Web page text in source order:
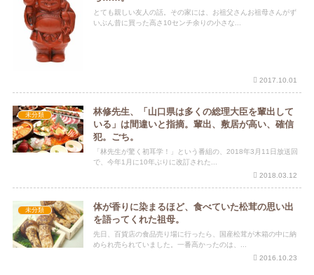
とても親しい友人の話。その家には、お祖父さんお祖母さんがず
いぶん昔に買った高さ10センチ余りの小さな...
2017.10.01
未分類
林修先生、「山口県は多くの総理大臣を輩出して
いる」は間違いと指摘。輩出、敷居が高い、確信
犯。ごち。
「林先生が驚く初耳学！」という番組の、2018年3月11日放送回
で、今年1月に10年ぶりに改訂された...
2018.03.12
未分類
体が香りに染まるほど、食べていた松茸の思い出
を語ってくれた祖母。
先日、百貨店の食品売り場に行ったら、国産松茸が木箱の中に納
められ売られていました。一番高かったのは、...
2016.10.23